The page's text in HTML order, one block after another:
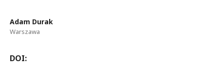
Adam Durak
Warszawa
DOI: